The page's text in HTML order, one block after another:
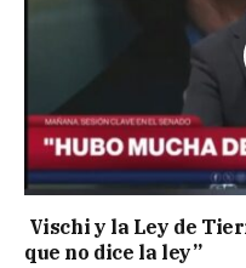
Vischi y la Ley de
que no dice la ley”